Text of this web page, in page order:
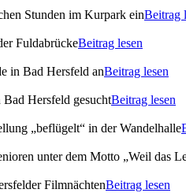
Stunden im Kurpark einBeitrag
FuldabrückeBeitrag lesen
in Bad Hersfeld anBeitrag lesen
Hersfeld gesuchtBeitrag lesen
„beflügelt“ in der Wandelhalle
unter dem Motto „Weil das
FilmnächtenBeitrag lesen